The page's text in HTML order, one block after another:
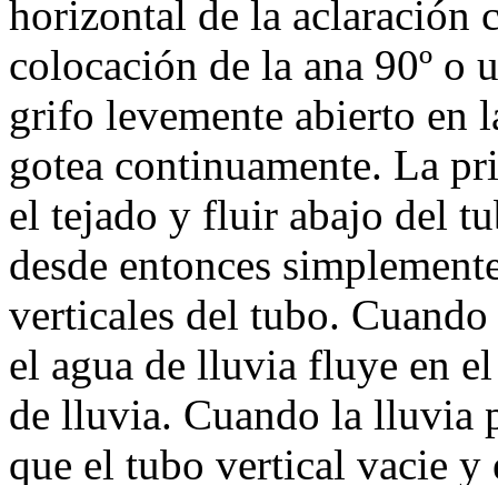
horizontal de la aclaración
colocación de la ana 90º o
grifo levemente abierto en
gotea continuamente. La
el tejado y fluir abajo del
desde entonces
verticales del tubo.
el agua de lluvia fluye en
de lluvia. Cuando la lluvia
que el tubo vertical vacie y